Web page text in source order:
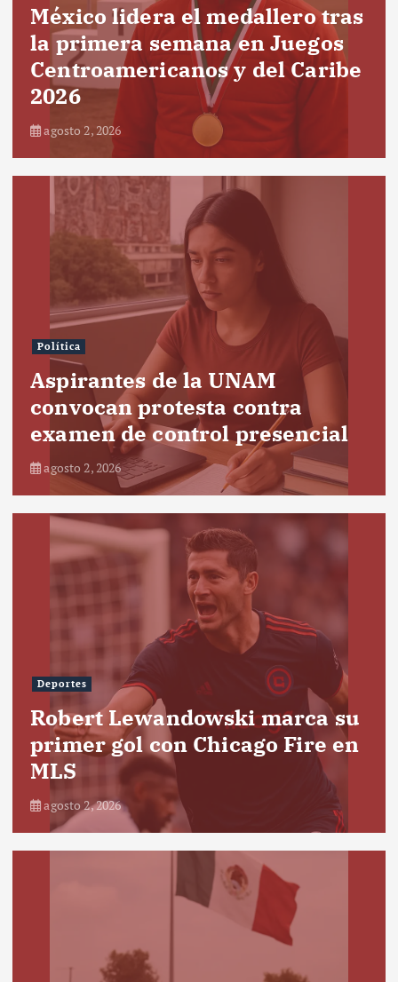
México lidera el medallero tras
la primera semana en Juegos
Centroamericanos y del Caribe
2026
agosto 2, 2026
Política
Aspirantes de la UNAM
convocan protesta contra
examen de control presencial
agosto 2, 2026
Deportes
Robert Lewandowski marca su
primer gol con Chicago Fire en
MLS
agosto 2, 2026